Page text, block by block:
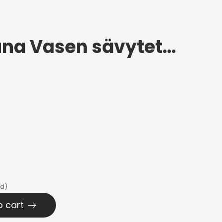
Takasivuikkuna Vasen sävytetty Chatenet CH26
cart